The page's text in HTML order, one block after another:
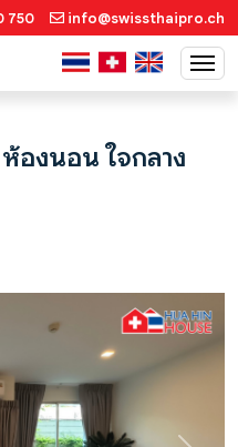
750 info@swissthaipro.ch
องนอน ใจกลาง